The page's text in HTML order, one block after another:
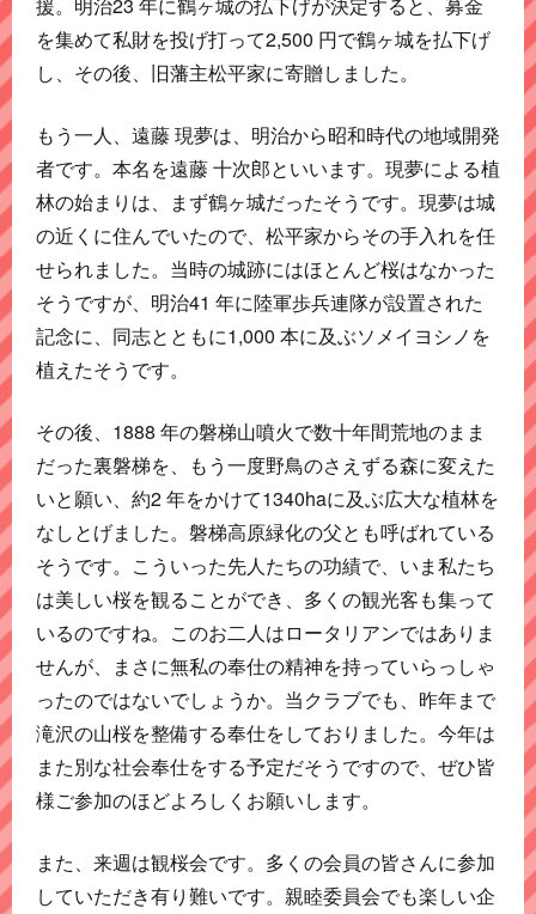
援。明治23 年に鶴ヶ城の払下げが決定すると、募金
を集めて私財を投げ打って2,500 円で鶴ヶ城を払下げ
し、その後、旧藩主松平家に寄贈しました。
もう一人、遠藤 現夢は、明治から昭和時代の地域開発
者です。本名を遠藤 十次郎といいます。現夢による植
林の始まりは、まず鶴ヶ城だったそうです。現夢は城
の近くに住んでいたので、松平家からその手入れを任
せられました。当時の城跡にはほとんど桜はなかった
そうですが、明治41 年に陸軍歩兵連隊が設置された
記念に、同志とともに1,000 本に及ぶソメイヨシノを
植えたそうです。
その後、1888 年の磐梯山噴火で数十年間荒地のまま
だった裏磐梯を、もう一度野鳥のさえずる森に変えた
いと願い、約2 年をかけて1340haに及ぶ広大な植林を
なしとげました。磐梯高原緑化の父とも呼ばれている
そうです。こういった先人たちの功績で、いま私たち
は美しい桜を観ることができ、多くの観光客も集って
いるのですね。このお二人はロータリアンではありま
せんが、まさに無私の奉仕の精神を持っていらっしゃ
ったのではないでしょうか。当クラブでも、昨年まで
滝沢の山桜を整備する奉仕をしておりました。今年は
また別な社会奉仕をする予定だそうですので、ぜひ皆
様ご参加のほどよろしくお願いします。
また、来週は観桜会です。多くの会員の皆さんに参加
していただき有り難いです。親睦委員会でも楽しい企